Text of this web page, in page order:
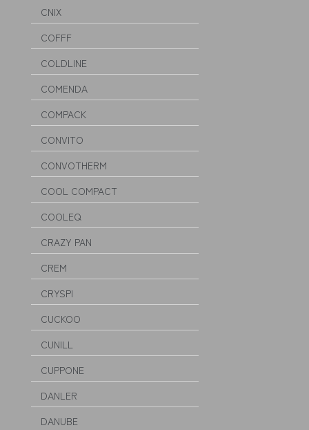
CNIX
COFFF
COLDLINE
COMENDA
COMPACK
CONVITO
CONVOTHERM
COOL COMPACT
COOLEQ
CRAZY PAN
CREM
CRYSPI
CUCKOO
CUNILL
CUPPONE
DANLER
DANUBE